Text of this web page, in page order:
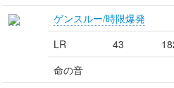
ゲンスルー/時限爆発
LR
43
命の音